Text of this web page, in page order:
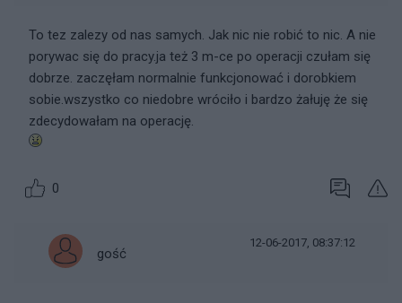
To tez zalezy od nas samych. Jak nic nie robić to nic. A nie
porywac się do pracy.ja też 3 m-ce po operacji czułam się
dobrze. zaczęłam normalnie funkcjonować i dorobkiem
sobie.wszystko co niedobre wróciło i bardzo żałuję że się
zdecydowałam na operację.
0
gość
12-06-2017, 08:37:12